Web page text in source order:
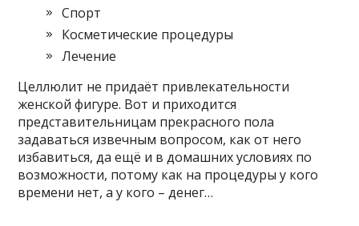
Спорт
Косметические процедуры
Лечение
Целлюлит не придаёт привлекательности
женской фигуре. Вот и приходится
представительницам прекрасного пола
задаваться извечным вопросом, как от него
избавиться, да ещё и в домашних условиях по
возможности, потому как на процедуры у кого
времени нет, а у кого – денег…